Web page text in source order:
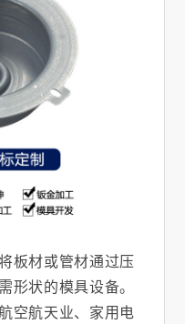
板材或管材通过压
形状的模具设备。
空航天业、家用电